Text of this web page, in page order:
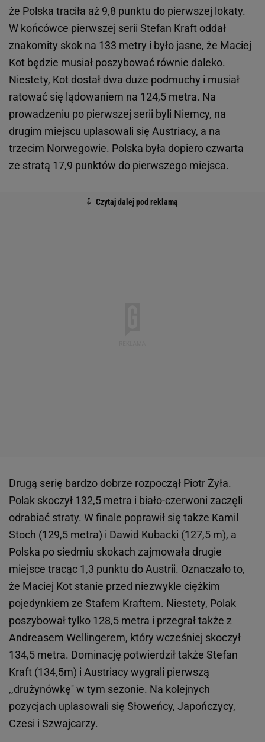
że Polska traciła aż 9,8 punktu do pierwszej lokaty.
W końcówce pierwszej serii Stefan Kraft oddał
znakomity skok na 133 metry i było jasne, że Maciej
Kot będzie musiał poszybować równie daleko.
Niestety, Kot dostał dwa duże podmuchy i musiał
ratować się lądowaniem na 124,5 metra. Na
prowadzeniu po pierwszej serii byli Niemcy, na
drugim miejscu uplasowali się Austriacy, a na
trzecim Norwegowie. Polska była dopiero czwarta
ze stratą 17,9 punktów do pierwszego miejsca.
Drugą serię bardzo dobrze rozpoczął Piotr Żyła.
Polak skoczył 132,5 metra i biało-czerwoni zaczęli
odrabiać straty. W finale poprawił się także Kamil
Stoch (129,5 metra) i Dawid Kubacki (127,5 m), a
Polska po siedmiu skokach zajmowała drugie
miejsce tracąc 1,3 punktu do Austrii. Oznaczało to,
że Maciej Kot stanie przed niezwykle ciężkim
pojedynkiem ze Stafem Kraftem. Niestety, Polak
poszybował tylko 128,5 metra i przegrał także z
Andreasem Wellingerem, który wcześniej skoczył
134,5 metra. Dominację potwierdził także Stefan
Kraft (134,5m) i Austriacy wygrali pierwszą
,,drużynówkę'' w tym sezonie. Na kolejnych
pozycjach uplasowali się Słoweńcy, Japończycy,
Czesi i Szwajcarzy.